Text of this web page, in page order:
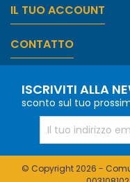
IL TUO ACCOUNT
CONTATTO
ISCRIVITI ALLA
sconto sul tuo
© Copyright 2026 -